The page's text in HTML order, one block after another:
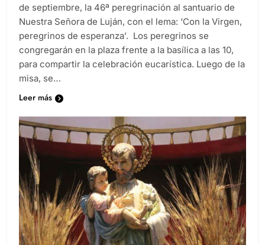
de septiembre, la 46ª peregrinación al santuario de
Nuestra Señora de Luján, con el lema: ‘Con la Virgen,
peregrinos de esperanza’. Los peregrinos se
congregarán en la plaza frente a la basílica a las 10,
para compartir la celebración eucarística. Luego de la
misa, se…
Leer más